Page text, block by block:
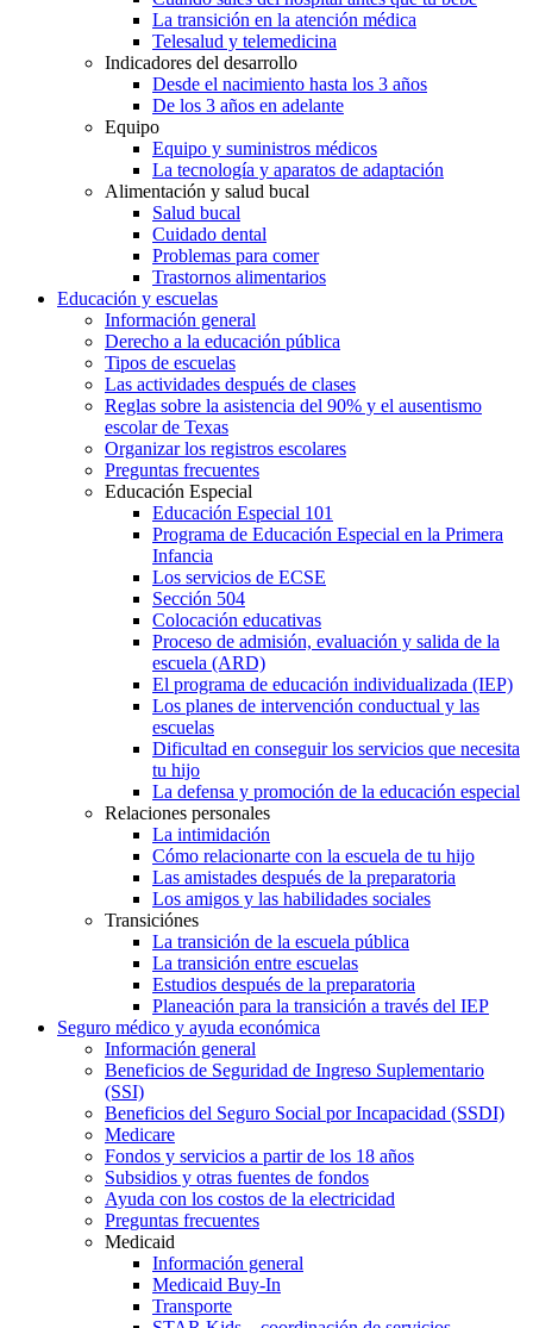
La transición en la atención médica
Telesalud y telemedicina
Indicadores del desarrollo
Desde el nacimiento hasta los 3 años
De los 3 años en adelante
Equipo
Equipo y suministros médicos
La tecnología y aparatos de adaptación
Alimentación y salud bucal
Salud bucal
Cuidado dental
Problemas para comer
Trastornos alimentarios
Educación y escuelas
Información general
Derecho a la educación pública
Tipos de escuelas
Las actividades después de clases
Reglas sobre la asistencia del 90% y el ausentismo
escolar de Texas
Organizar los registros escolares
Preguntas frecuentes
Educación Especial
Educación Especial 101
Programa de Educación Especial en la Primera
Infancia
Los servicios de ECSE
Sección 504
Colocación educativas
Proceso de admisión, evaluación y salida de la
escuela (ARD)
El programa de educación individualizada (IEP)
Los planes de intervención conductual y las
escuelas
Dificultad en conseguir los servicios que necesita
tu hijo
La defensa y promoción de la educación especial
Relaciones personales
La intimidación
Cómo relacionarte con la escuela de tu hijo
Las amistades después de la preparatoria
Los amigos y las habilidades sociales
Transiciónes
La transición de la escuela pública
La transición entre escuelas
Estudios después de la preparatoria
Planeación para la transición a través del IEP
Seguro médico y ayuda económica
Información general
Beneficios de Seguridad de Ingreso Suplementario
(SSI)
Beneficios del Seguro Social por Incapacidad (SSDI)
Medicare
Fondos y servicios a partir de los 18 años
Subsidios y otras fuentes de fondos
Ayuda con los costos de la electricidad
Preguntas frecuentes
Medicaid
Información general
Medicaid Buy-In
Transporte